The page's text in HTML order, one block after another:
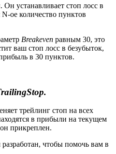
Он устанавливает стоп лосс в
N-ое количество пунктов
Breakeven равным 30, это
ваш стоп лосс в безубыток,
в 30 пунктов.
трейлинг стоп на всех
в прибыли на текущем
прикреплен.
чтобы помочь вам в